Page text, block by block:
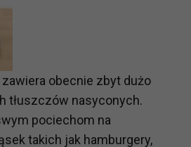
obecnie zbyt dużo
tłuszczów nasyconych.
pociechom na
takich jak hamburgery,